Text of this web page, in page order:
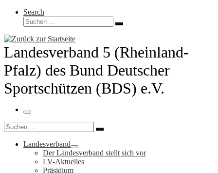
Search
Suche
Suchen …
Landesverband 5 (Rheinland-
Pfalz) des Bund Deutscher
Sportschützen (BDS) e.V.
Menü
Suche
Suchen …
Landesverband
Der Landesverband stellt sich vor
LV-Aktuelles
Präsidium